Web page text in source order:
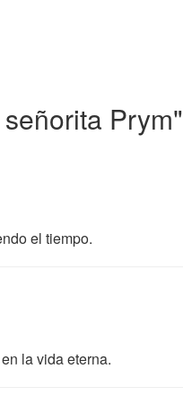
Prym"
el tiempo.
la vida eterna.